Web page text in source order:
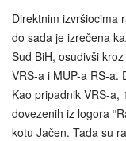
Direktnim izvršiocima
do sada je izrečena
Sud BiH, osudivši
VRS-a i MUP-a RS-a.
Kao pripadnik VRS-a,
dovezenih iz logora
kotu Jačen. Tada su